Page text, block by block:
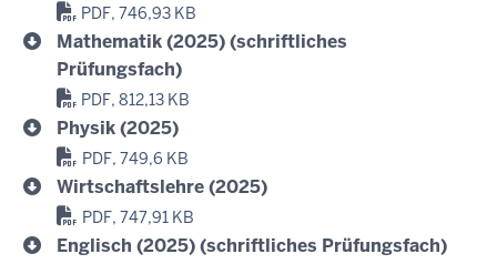
PDF, 746,93 KB
Mathematik (2025) (schriftliches
Prüfungsfach)
PDF, 812,13 KB
Physik (2025)
PDF, 749,6 KB
Wirtschaftslehre (2025)
PDF, 747,91 KB
Englisch (2025) (schriftliches Prüfungsfach)